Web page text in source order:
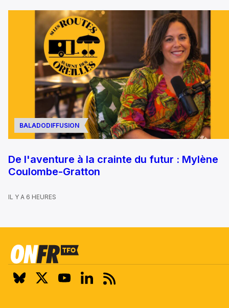
BALADODIFFUSION
De l'aventure à la crainte du futur : Mylène
Coulombe-Gratton
IL Y A 6 HEURES